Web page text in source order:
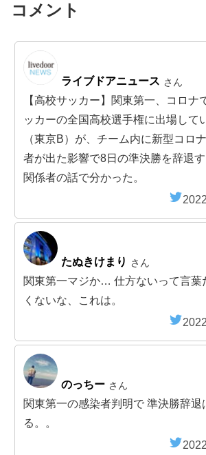
コメント
ライブドアニュース さん
【高校サッカー】関東第一、コロナ
ッカーの全国高校選手権に出場して
（東京B）が、チーム内に新型コロ
者が出た影響で8日の準決勝を辞退す
関係者の話で分かった。
たぬきけまり さん
関東第一マジか… 仕方ないって言葉
くないな、これは。
のっちー さん
関東第一の感染者判明で 準決勝辞退
る。。